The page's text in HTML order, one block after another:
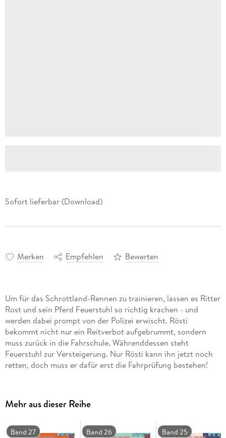
Sofort lieferbar (Download)
Merken Empfehlen Bewerten
Um für das Schrottland-Rennen zu trainieren, lassen es Ritter
Rost und sein Pferd Feuerstuhl so richtig krachen - und
werden dabei prompt von der Polizei erwischt. Rösti
bekommt nicht nur ein Reitverbot aufgebrummt, sondern
muss zurück in die Fahrschule. Währenddessen steht
Feuerstuhl zur Versteigerung. Nur Rösti kann ihn jetzt noch
retten, doch muss er dafür erst die Fahrprüfung bestehen!
Mehr aus dieser Reihe
Band 27 Band 26 Band 25